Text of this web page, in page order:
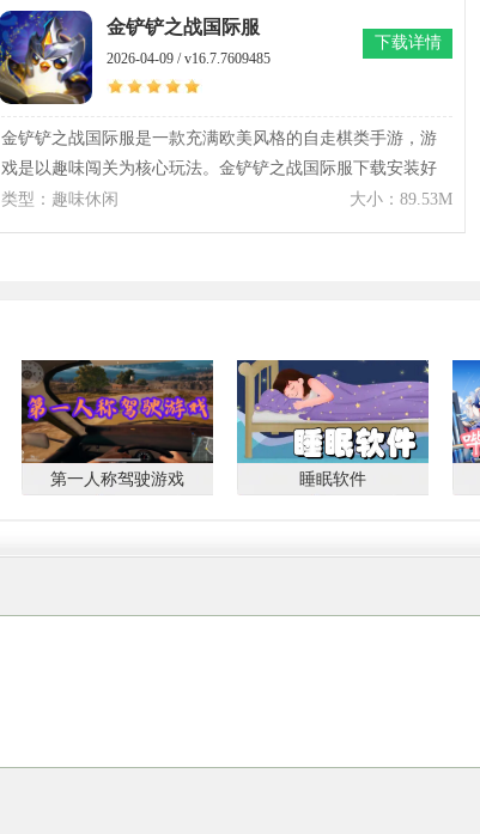
戏的战斗是以自动回合的形式来进行，所以是非常考验玩家
的阵容构建和策略思路。此外，峡谷自走棋1.07版里有着多种
不同的职业和种族体系，不同的组合是能够产生不同的战术
效果。
金铲铲之战国际服
2026-04-09 / v16.7.7609485
金铲铲之战国际服是一款充满欧美风格的自走棋类手游，游
戏是以趣味闯关为核心玩法。金铲铲之战国际服下载安装好
后，玩家在游戏里需要作为奕士去招募英雄，并且通过合理
地搭配羁绊和升星来强化自己的阵容。不过值得注意的是这
大小：89.53M
类型：趣味休闲
下载详情
第一人称驾驶游戏 睡眠软件